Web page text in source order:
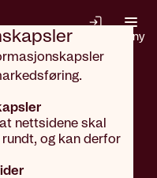
nettsidene skal
og kan derfor
Meny